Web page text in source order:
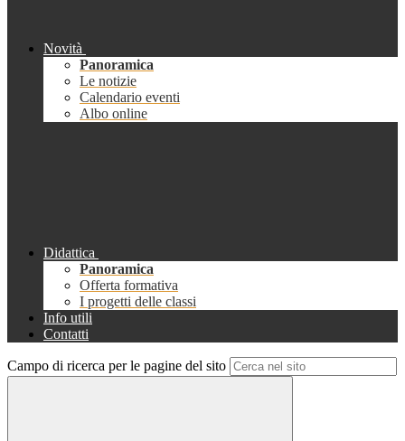
Novità
Panoramica
Le notizie
Calendario eventi
Albo online
Didattica
Panoramica
Offerta formativa
I progetti delle classi
Info utili
Contatti
Campo di ricerca per le pagine del sito